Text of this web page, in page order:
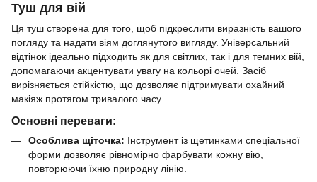
Туш для вій
Ця туш створена для того, щоб підкреслити виразність вашого
погляду та надати віям доглянутого вигляду. Універсальний
відтінок ідеально підходить як для світлих, так і для темних вій,
допомагаючи акцентувати увагу на кольорі очей. Засіб
вирізняється стійкістю, що дозволяє підтримувати охайний
макіяж протягом тривалого часу.
Основні переваги:
Особлива щіточка: Інструмент із щетинками спеціальної
форми дозволяє рівномірно фарбувати кожну вію,
повторюючи їхню природну лінію.